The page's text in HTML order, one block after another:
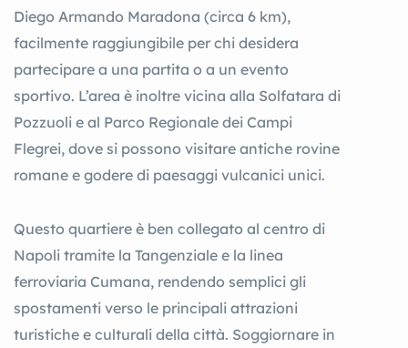
Diego Armando Maradona (circa 6 km),
facilmente raggiungibile per chi desidera
partecipare a una partita o a un evento
sportivo. L’area è inoltre vicina alla Solfatara di
Pozzuoli e al Parco Regionale dei Campi
Flegrei, dove si possono visitare antiche rovine
romane e godere di paesaggi vulcanici unici.
Questo quartiere è ben collegato al centro di
Napoli tramite la Tangenziale e la linea
ferroviaria Cumana, rendendo semplici gli
spostamenti verso le principali attrazioni
turistiche e culturali della città. Soggiornare in